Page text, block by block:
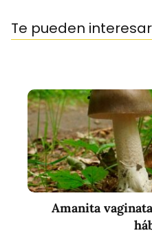
Te pueden interesar
Amanita